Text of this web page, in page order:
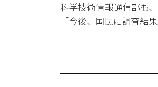
科学技術情報通信部も
「今後、国民に調査結